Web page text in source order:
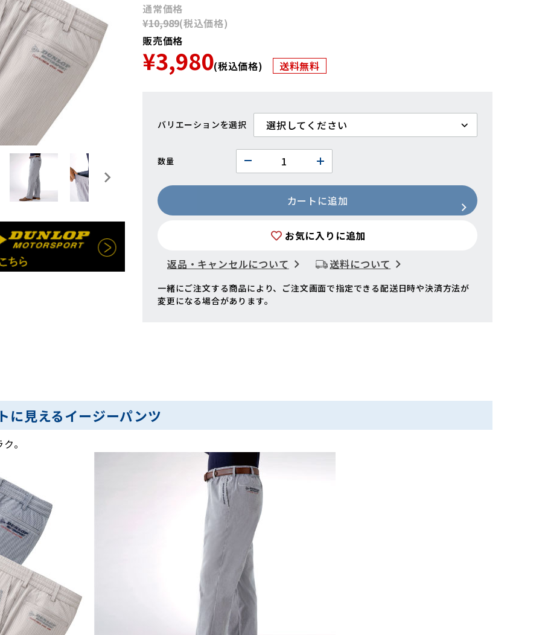
通常価格
¥10,989(税込価格)
販売価格
¥3,980(税込価格) 送料無料
バリエーション
数量
カートに追加
お気に入りに追加
返品・キャンセルについて
送料について
一緒にご注文する商品により、ご注文画面で指定できる配送日時や決済方法が
変更になる場合があります。
に見えるイージーパンツ
。